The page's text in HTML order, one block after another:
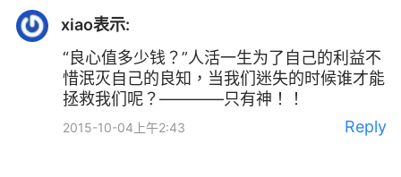
xiao表示:
2015-10-04上午2:43
“良心值多少钱？”人活一生为了自己的利益不
惜泯灭自己的良知，当我们迷失的时候谁才能
拯救我们呢？————只有神！！
Reply